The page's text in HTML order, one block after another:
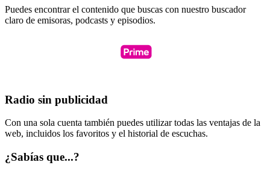
Puedes encontrar el contenido que buscas con nuestro buscador
claro de emisoras, podcasts y episodios.
Radio sin publicidad
Con una sola cuenta también puedes utilizar todas las ventajas de la
web, incluidos los favoritos y el historial de escuchas.
¿Sabías que...?